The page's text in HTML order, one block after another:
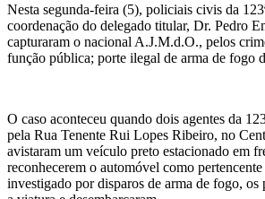
Nesta segunda-feira (5), policiais civis da
coordenação do delegado titular, Dr. Pedro
capturaram o nacional A.J.M.d.O., pelos
função pública; porte ilegal de arma de fogo
O caso aconteceu quando dois agentes da
pela Rua Tenente Rui Lopes Ribeiro, no
avistaram um veículo preto estacionado em
reconhecerem o automóvel como
investigado por disparos de arma de fogo, os